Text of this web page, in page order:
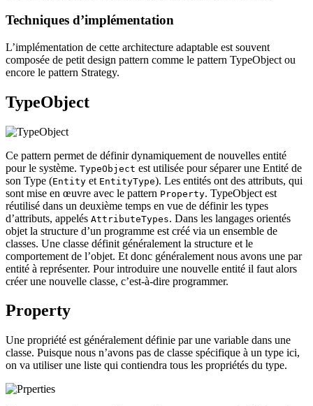
Techniques d’implémentation
L’implémentation de cette architecture adaptable est souvent
composée de petit design pattern comme le pattern TypeObject ou
encore le pattern Strategy.
TypeObject
Ce pattern permet de définir dynamiquement de nouvelles entité
pour le système. TypeObject est utilisée pour séparer une Entité de
son Type (Entity et EntityType). Les entités ont des attributs, qui
sont mise en œuvre avec le pattern Property. TypeObject est
réutilisé dans un deuxième temps en vue de définir les types
d’attributs, appelés AttributeTypes. Dans les langages orientés
objet la structure d’un programme est créé via un ensemble de
classes. Une classe définit généralement la structure et le
comportement de l’objet. Et donc généralement nous avons une par
entité à représenter. Pour introduire une nouvelle entité il faut alors
créer une nouvelle classe, c’est-à-dire programmer.
Property
Une propriété est généralement définie par une variable dans une
classe. Puisque nous n’avons pas de classe spécifique à un type ici,
on va utiliser une liste qui contiendra tous les propriétés du type.